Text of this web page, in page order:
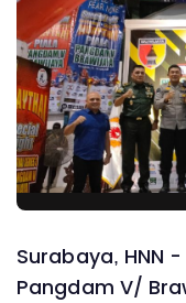
Surabaya, HNN
Pangdam V/